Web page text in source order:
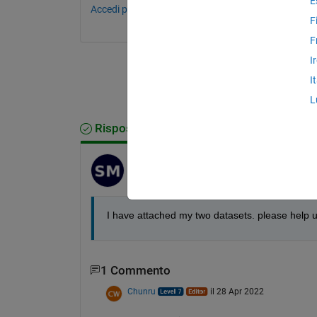
Accedi per commentare.
Risposta accettata
I have attached my two datasets. please help
1 Commento
Chunru il 28 Apr 2022